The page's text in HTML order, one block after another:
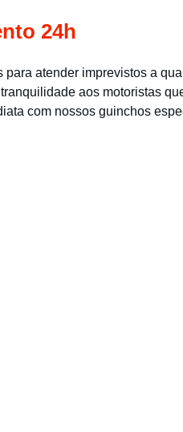
24h
para atender imprevistos a
aos motoristas
com nossos guinchos